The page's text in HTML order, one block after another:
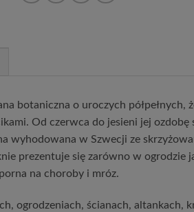
botaniczna o uroczych półpełnych,
Od czerwca do jesieni jej ozdobę
wyhodowana w Szwecji ze
prezentuje się zarówno w ogrodzie
na choroby i mróz.
ogrodzeniach, ścianach, altankach,